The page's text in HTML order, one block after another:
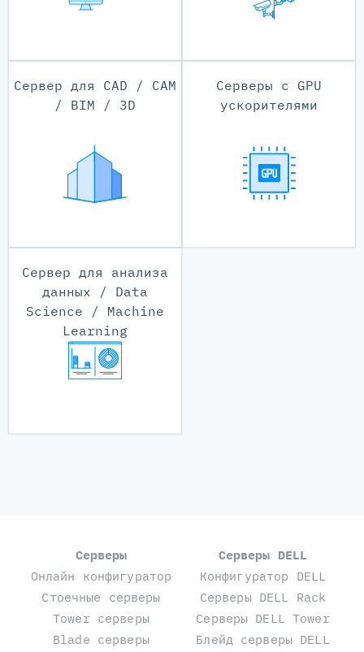
Сервер для CAD / CAM
/ BIM / 3D
Серверы с GPU
ускорителями
Сервер для анализа
данных / Data
Science / Machine
Learning
Серверы
Онлайн конфигуратор
Стоечные серверы
Tower серверы
Blade серверы
Серверы DELL
Конфигуратор DELL
Серверы DELL Rack
Серверы DELL Tower
Блейд серверы DELL